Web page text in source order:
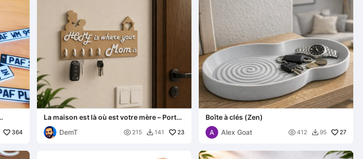
364
La maison est là où est votre mère – Porte-
clés décoratif
DemT
 215  141 23
Boîte à clés (Zen)
Alex Goat
 412  95 27